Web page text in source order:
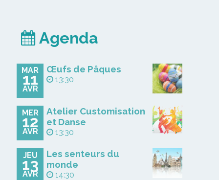
Agenda
MAR
11
AVR
Œufs de Pâques
13:30
MER
12
AVR
Atelier Customisation
et Danse
13:30
JEU
13
AVR
Les senteurs du
monde
14:30